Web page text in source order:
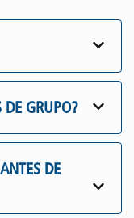
DE GRUPO?
DE